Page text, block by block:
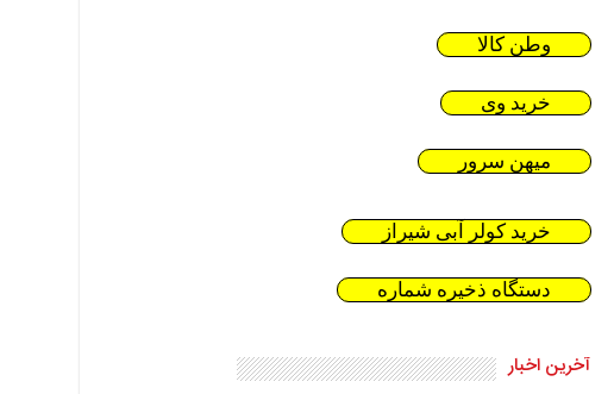
وطن کالا
خرید وی
میهن سرور
خرید کولر آبی شیراز
دستگاه ذخیره شماره
آخرین اخبار